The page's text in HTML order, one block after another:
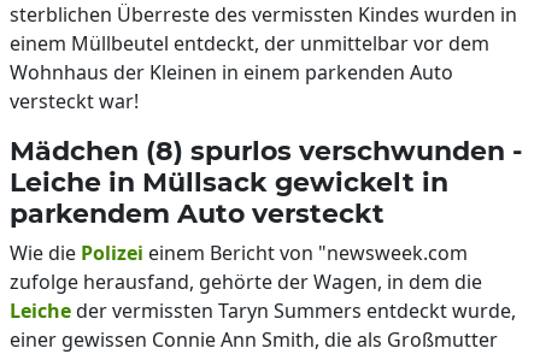
sterblichen Überreste des vermissten Kindes wurden in
einem Müllbeutel entdeckt, der unmittelbar vor dem
Wohnhaus der Kleinen in einem parkenden Auto
versteckt war!
Mädchen (8) spurlos verschwunden -
Leiche in Müllsack gewickelt in
parkendem Auto versteckt
Wie die Polizei einem Bericht von "newsweek.com
zufolge herausfand, gehörte der Wagen, in dem die
Leicheder vermissten Taryn Summers entdeckt wurde,
einer gewissen Connie Ann Smith, die als Großmutter